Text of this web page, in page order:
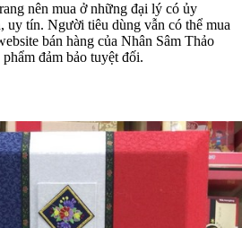
nên mua ở những đại lý có ủy
uy tín. Người tiêu dùng vẫn có thể mua
bán hàng của Nhân Sâm Thảo
đảm bảo tuyệt đối.